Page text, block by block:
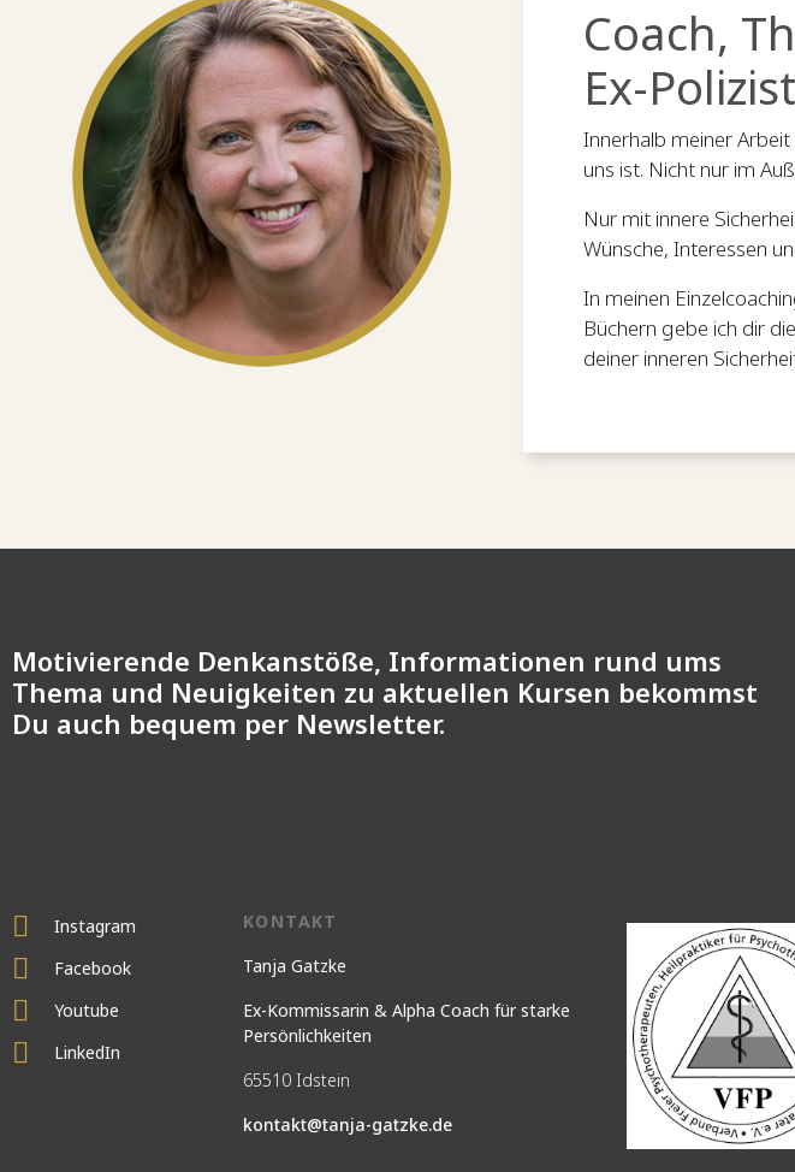
Coach,
Ex-
Innerhalb meiner
uns ist. Nicht nur im
Nur mit innere
Wünsche, Interessen
In meinen
Büchern gebe ich dir
deiner inneren
Motivierende Denkanstöße, Informationen rund ums
Thema und Neuigkeiten zu aktuellen Kursen bekommst
Du auch bequem per Newsletter.
Instagram
Facebook
Youtube
LinkedIn
KONTAKT
Tanja Gatzke
Ex-Kommissarin & Alpha Coach für starke
Persönlichkeiten
65510 Idstein
kontakt@tanja-gatzke.de